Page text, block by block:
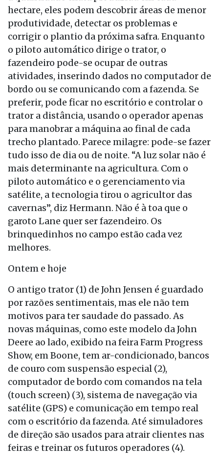
hectare, eles podem descobrir áreas de menor
produtividade, detectar os problemas e
corrigir o plantio da próxima safra. Enquanto
o piloto automático dirige o trator, o
fazendeiro pode-se ocupar de outras
atividades, inserindo dados no computador de
bordo ou se comunicando com a fazenda. Se
preferir, pode ficar no escritório e controlar o
trator a distância, usando o operador apenas
para manobrar a máquina ao final de cada
trecho plantado. Parece milagre: pode-se fazer
tudo isso de dia ou de noite. “A luz solar não é
mais determinante na agricultura. Com o
piloto automático e o gerenciamento via
satélite, a tecnologia tirou o agricultor das
cavernas”, diz Hermann. Não é à toa que o
garoto Lane quer ser fazendeiro. Os
brinquedinhos no campo estão cada vez
melhores.
Ontem e hoje
O antigo trator (1) de John Jensen é guardado
por razões sentimentais, mas ele não tem
motivos para ter saudade do passado. As
novas máquinas, como este modelo da John
Deere ao lado, exibido na feira Farm Progress
Show, em Boone, tem ar-condicionado, bancos
de couro com suspensão especial (2),
computador de bordo com comandos na tela
(touch screen) (3), sistema de navegação via
satélite (GPS) e comunicação em tempo real
com o escritório da fazenda. Até simuladores
de direção são usados para atrair clientes nas
feiras e treinar os futuros operadores (4).